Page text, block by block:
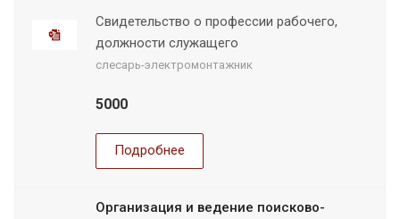
Свидетельство о профессии рабочего,
должности служащего
слесарь-электромонтажник
5000
Подробнее
Организация и ведение поисково-